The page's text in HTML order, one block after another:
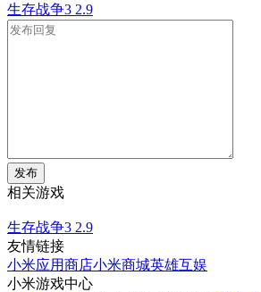
生存战争3 2.9
发布
相关游戏
生存战争3 2.9
友情链接
小米应用商店小米商城英雄互娱
小米游戏中心